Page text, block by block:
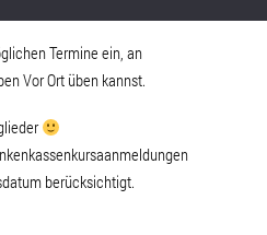
Termine ein, an
Vor Ort üben kannst.
berücksichtigt.